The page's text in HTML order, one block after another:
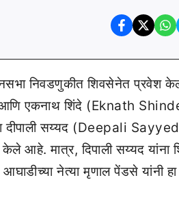
निवडणुकीत शिवसेनेत प्रवेश
एकनाथ शिंदे (Eknath
सय्यद (Deepali Sayyed)
आहे. मात्र, दिपाली सय्यद यांना
नेत्या मृणाल पेंडसे यांनी